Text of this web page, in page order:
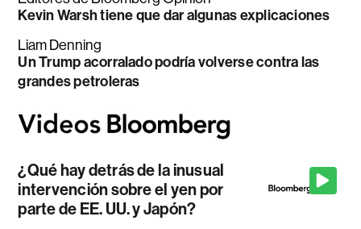
Kevin Warsh tiene que dar algunas explicaciones
Liam Denning
Un Trump acorralado podría volverse contra las
grandes petroleras
¿Qué hay detrás de la inusual
intervención sobre el yen por
parte de EE. UU. y Japón?